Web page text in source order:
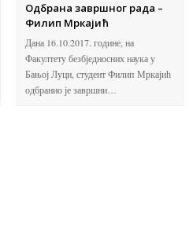
Одбрана завршног рада –
Филип Мркајић
Дана 16.10.2017. године, на
Факултету безбједносних наука у
Бањој Луци, студент Филип Мркајић
одбранио је завршни…